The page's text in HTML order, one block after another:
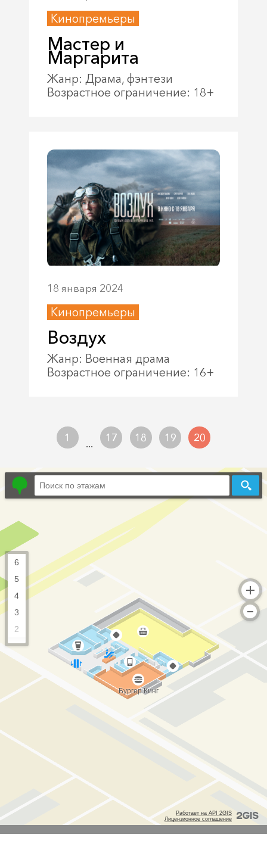
Кинопремьеры
Мастер и
Маргарита
Жанр: Драма, фэнтези
Возрастное ограничение: 18+
18 января 2024
Кинопремьеры
Воздух
Жанр: Военная драма
Возрастное ограничение: 16+
1 ... 17 18 19 20